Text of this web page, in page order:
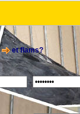
et flams?